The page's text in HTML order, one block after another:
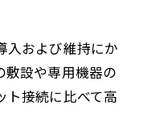
入および維持にか
敷設や専用機器の
ト接続に比べて高